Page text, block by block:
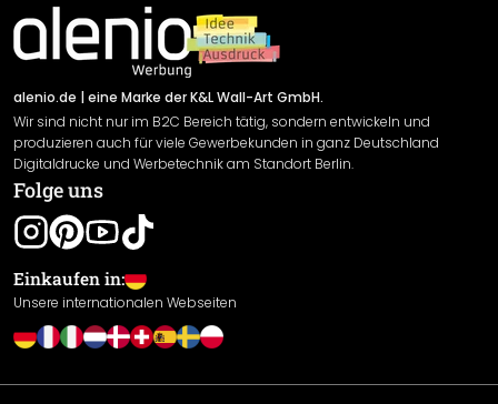
Newsletter An-/Abmeldung
Sendungsverfolgung
Impressum
Versand & Zahlung
Rücksendung
Widerrufsrecht
Datenschutzerklärung
Gewährleistung
Leistungserklärung / CE-Zeichen
Cookie Einstellungen
alenio.de | eine Marke der K&L Wall-Art GmbH.
Wir sind nicht nur im B2C Bereich tätig, sondern entwickeln und
produzieren auch für viele Gewerbekunden in ganz Deutschland
Digitaldrucke und Werbetechnik am Standort Berlin.
Folge uns
Einkaufen in:
Unsere internationalen Webseiten